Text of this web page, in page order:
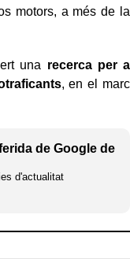
motors, a més de la
una recerca per a
, en el marc
de Google de
d'actualitat